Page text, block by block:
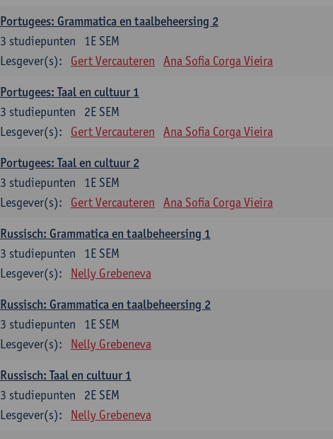
Portugees: Grammatica en taalbeheersing 2
1E SEM
3 studiepunten
Lesgever(s):
Gert Vercauteren Ana Sofia Corga Vieira
Portugees: Taal en cultuur 1
2E SEM
3 studiepunten
Lesgever(s):
Gert Vercauteren Ana Sofia Corga Vieira
Portugees: Taal en cultuur 2
1E SEM
3 studiepunten
Lesgever(s):
Gert Vercauteren Ana Sofia Corga Vieira
Russisch: Grammatica en taalbeheersing 1
1E SEM
3 studiepunten
Lesgever(s):
Nelly Grebeneva
Russisch: Grammatica en taalbeheersing 2
1E SEM
3 studiepunten
Lesgever(s):
Nelly Grebeneva
Russisch: Taal en cultuur 1
2E SEM
3 studiepunten
Lesgever(s):
Nelly Grebeneva